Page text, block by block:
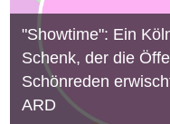
"Showtime": Ein
Schenk, der die
Schönreden
ARD